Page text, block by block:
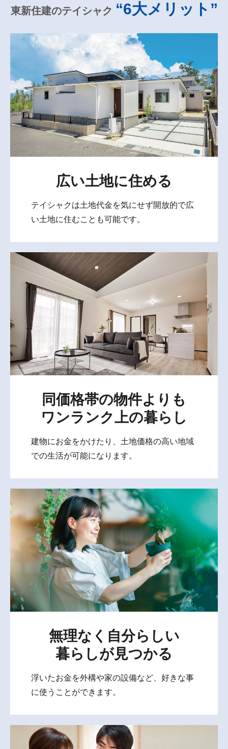
東新住建のテイシャク “6大メリット”
広い土地に住める
テイシャクは土地代金を気にせず開放的で広
い土地に住むことも可能です。
同価格帯の物件よりも
ワンランク上の暮らし
建物にお金をかけたり、土地価格の高い地域
での生活が可能になります。
無理なく自分らしい
暮らしが見つかる
浮いたお金を外構や家の設備など、好きな事
に使うことができます。